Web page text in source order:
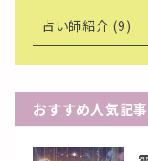
占い師紹介 (9)
おすすめ人気記事